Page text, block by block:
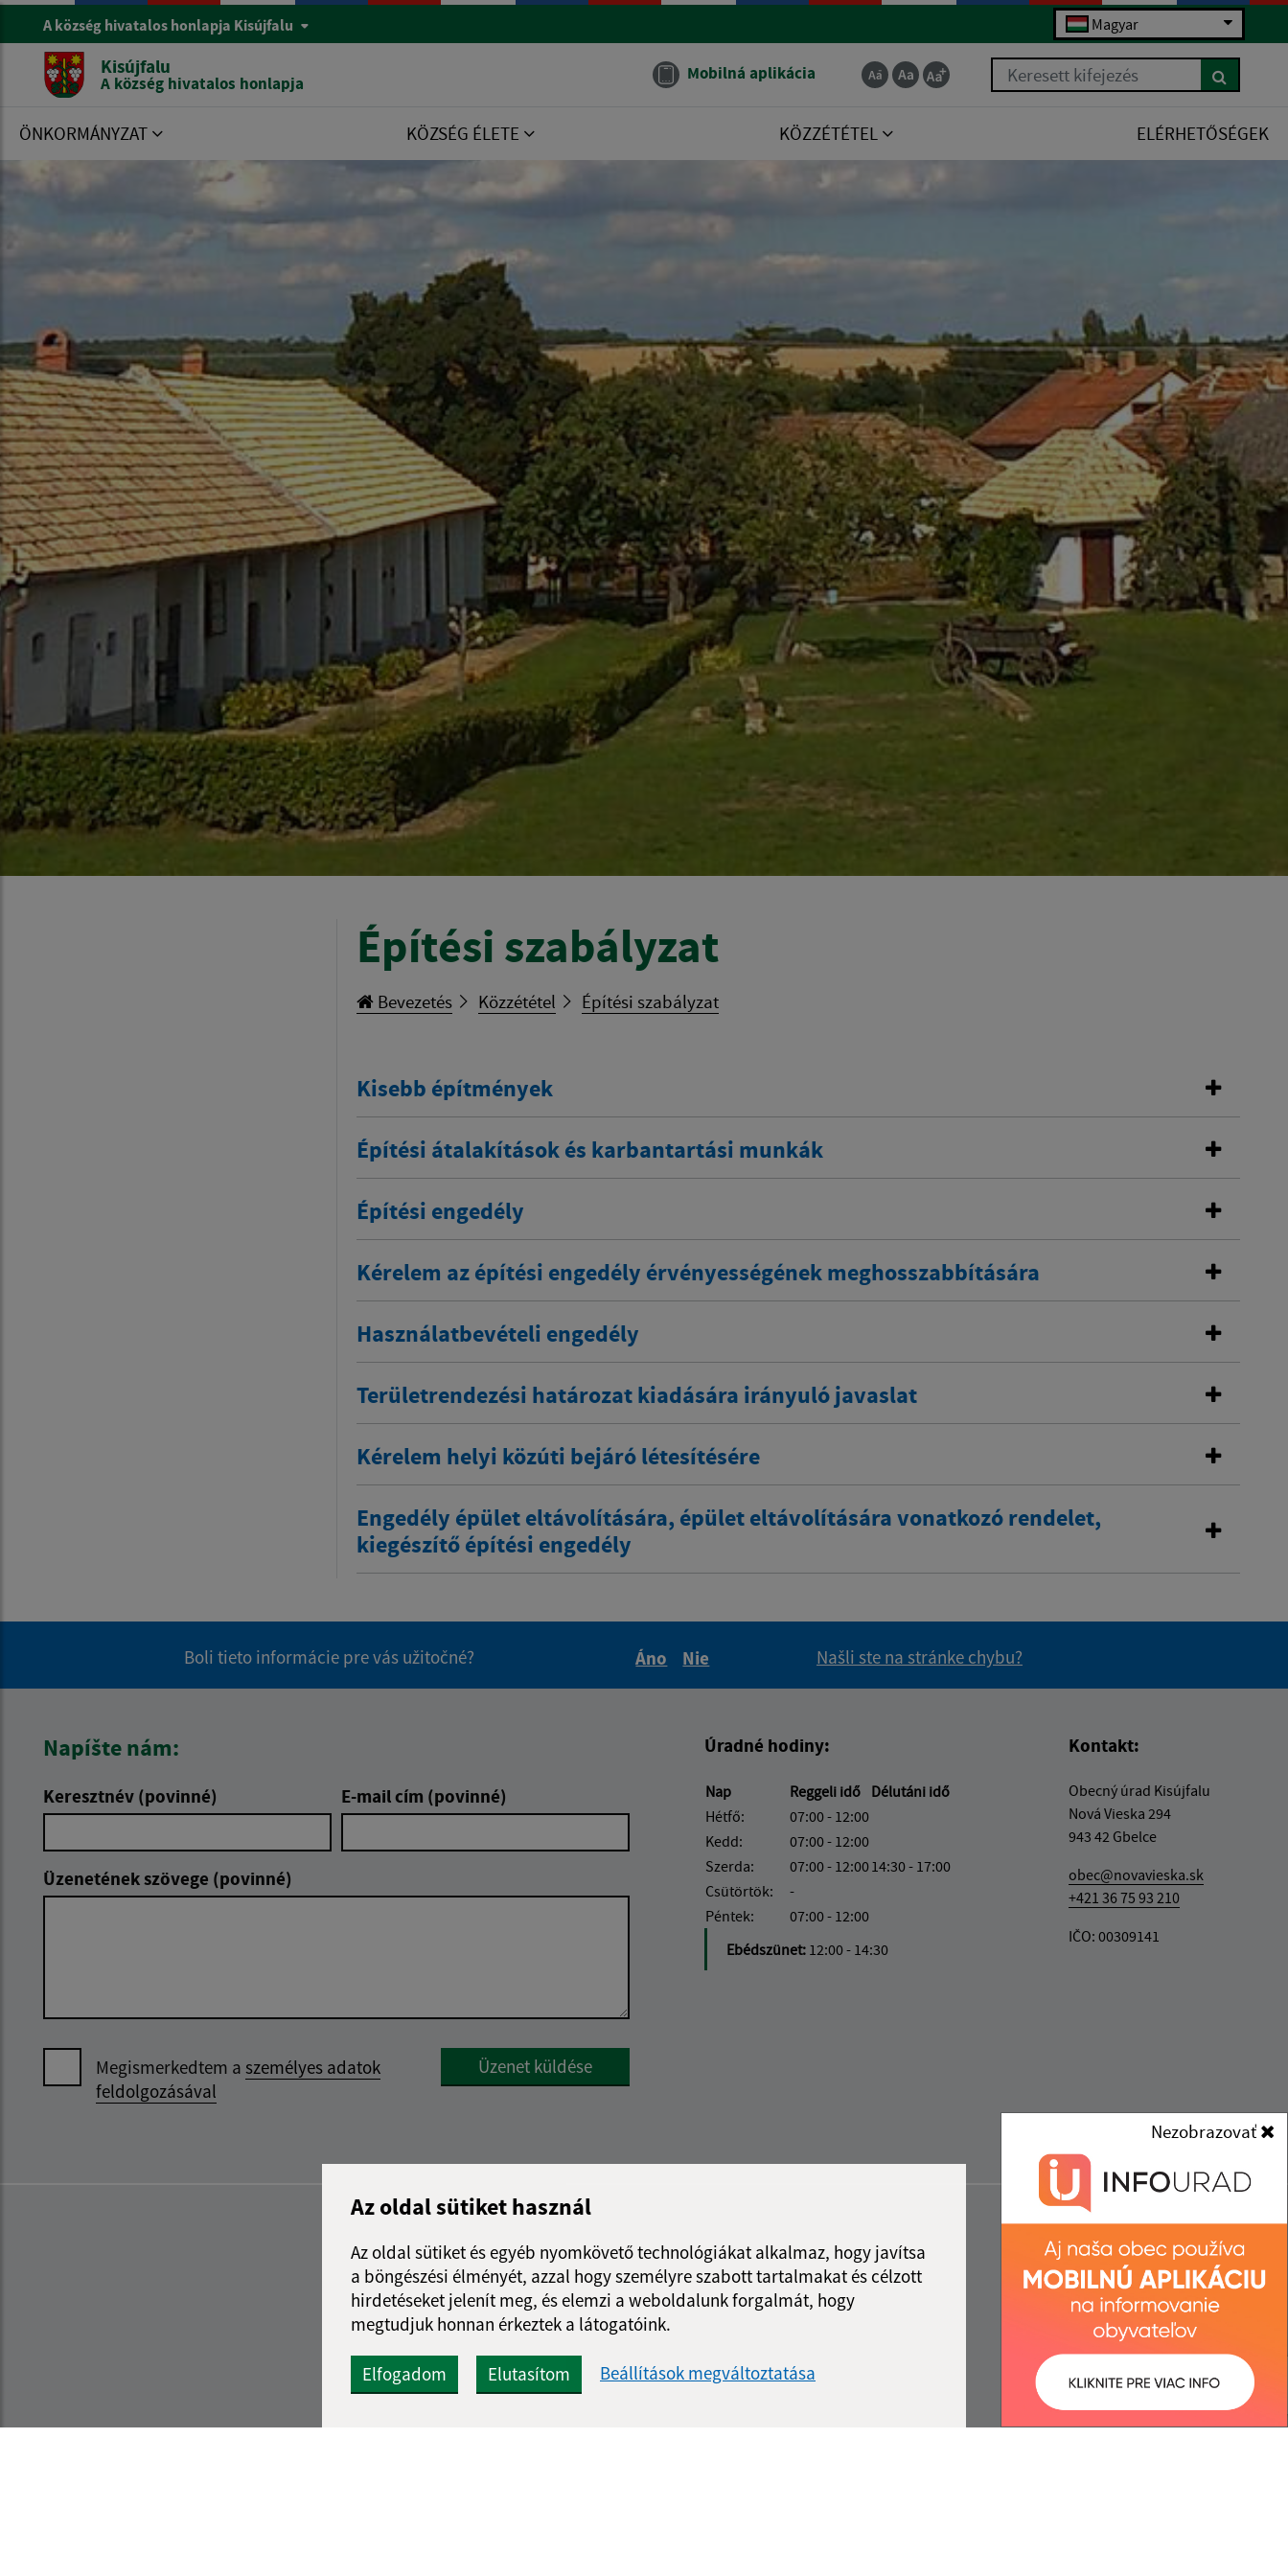
Az oldal sütiket használ
Az oldal sütiket és egyéb nyomkövető technológiákat alkalmaz, hogy javítsa
a böngészési élményét, azzal hogy személyre szabott tartalmakat és célzott
hirdetéseket jelenít meg, és elemzi a weboldalunk forgalmát, hogy
megtudjuk honnan érkeztek a látogatóink.
Elfogadom Elutasítom Beállítások megváltoztatása
Nezobrazovať
A község hivatalos honlapja Kisújfalu Magyar
Kisújfalu
A község hivatalos honlapja Mobilná aplikácia Keresett kifejezés
ÖNKORMÁNYZAT KÖZSÉG ÉLETE KÖZZÉTÉTEL ELÉRHETŐSÉGEK
Építési szabályzat
Bevezetés Közzététel Építési szabályzat
Kisebb építmények
Építési átalakítások és karbantartási munkák
Építési engedély
Kérelem az építési engedély érvényességének meghosszabbítására
Használatbevételi engedély
Területrendezési határozat kiadására irányuló javaslat
Kérelem helyi közúti bejáró létesítésére
Engedély épület eltávolítására, épület eltávolítására vonatkozó rendelet,
kiegészítő építési engedély
Boli tieto informácie pre vás užitočné?
Áno
Nie
Našli ste na stránke chybu?
Napíšte nám:
Keresztnév (povinné) E-mail cím (povinné)
Üzenetének szövege (povinné)
Megismerkedtem a személyes adatok
feldolgozásával
Google reCaptcha Response
Üzenet küldése
Úradné hodiny:
Nap Reggeli idő Délutáni idő
Hétfő:
07:00 - 12:00
Kedd:
07:00 - 12:00
Szerda:
07:00 - 12:0014:30 - 17:00
Csütörtök:
-
Péntek:
07:00 - 12:00
Ebédszünet: 12:00 - 14:30
Kontakt:
Obecný úrad Kisújfalu
Nová Vieska 294
943 42 Gbelce
obec@novavieska.sk
+421 36 75 93 210
IČO: 00309141